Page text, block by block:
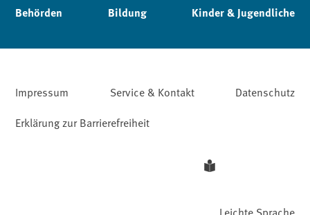
Behörden Bildung Kinder & Jugendliche
Impressum Service & Kontakt
Datenschutz
Erklärung zur Barrierefreiheit
Leichte Sprache